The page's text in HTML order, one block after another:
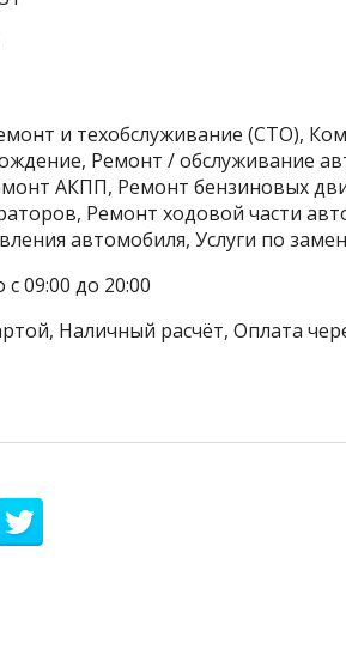
и техобслуживание (СТО),
Ремонт / обслуживание
АКПП, Ремонт бензиновых
Ремонт ходовой части
автомобиля, Услуги по
09:00 до 20:00
Наличный расчёт, Оплата